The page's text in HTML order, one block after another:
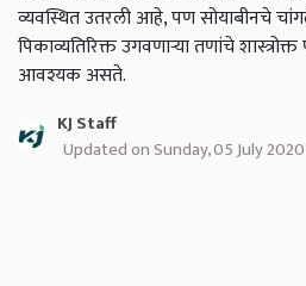
व्यवस्थित उतरली आहे, पण सोयाबीनचे
पि‍काव्यतिरिक्त उगवणार्‍या तणांचे
आवश्यक असते.
KJ Staff
Updated on Sunday, 05 July